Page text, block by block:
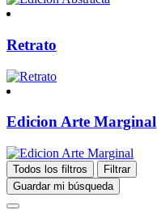
Retrato
Edicion Arte Marginal
Todos los filtros
Filtrar
Guardar mi búsqueda